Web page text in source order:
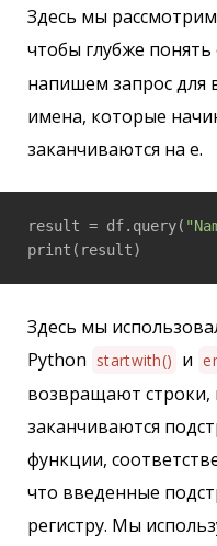
Здесь мы
чтобы глубже
напишем запрос для
имена, которые
заканчиваются на e.
result = df.query(
print(result)
Здесь мы
Python startwith() и
возвращают строки,
заканчиваются
функции,
что введенные
регистру. Мы